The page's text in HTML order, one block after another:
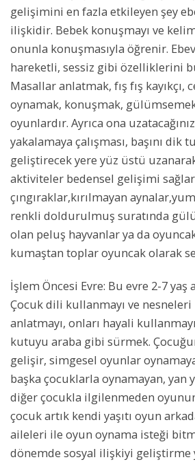
gelişimini en fazla etkileyen şey
ilişkidir. Bebek konuşmayı ve
onunla konuşmasıyla öğrenir.
hareketli, sessiz gibi özelliklerini
Masallar anlatmak, fış fış kayıkçı,
oynamak, konuşmak,
oyunlardır. Ayrıca ona
yakalamaya çalışması, başını dik
geliştirecek yere yüz üstü
aktiviteler bedensel gelişimi
çıngıraklar,kırılmayan
renkli doldurulmuş suratında
olan peluş hayvanlar ya da
kumaştan toplar oyuncak olarak
İşlem Öncesi Evre: Bu evre 2-7 yaş
Çocuk dili kullanmayı ve
anlatmayı, onları hayali
kutuyu araba gibi sürmek.
gelişir, simgesel oyunlar
başka çocuklarla oynamayan, yan
diğer çocukla ilgilenmeden
çocuk artık kendi yaşıtı oyun
aileleri ile oyun oynama isteği
dönemde sosyal ilişkiyi geliştirme